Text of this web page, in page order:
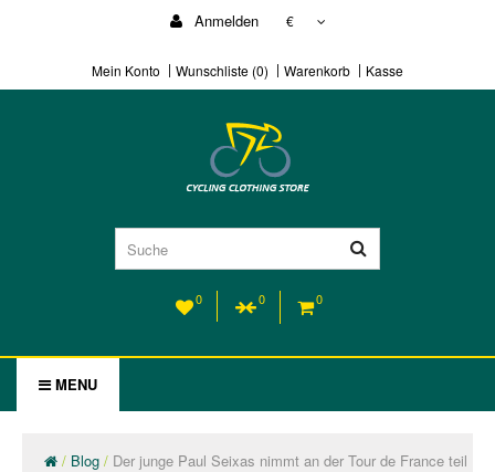
Anmelden €
Mein Konto Wunschliste (0) Warenkorb Kasse
0 0 0
MENU
Blog Der junge Paul Seixas nimmt an der Tour de France teil